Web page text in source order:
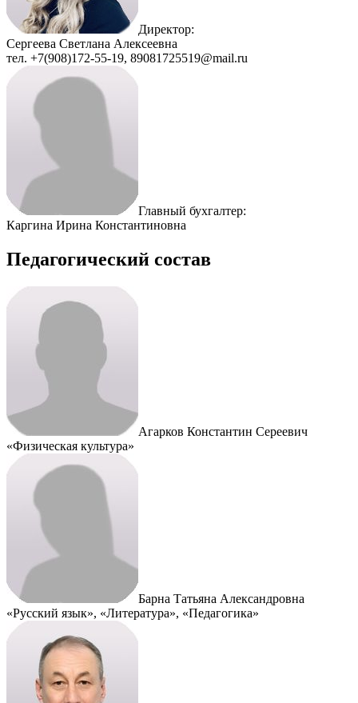
Директор:
Сергеева Светлана Алексеевна
тел. +7(908)172-55-19, 89081725519@mail.ru
Главный бухгалтер:
Каргина Ирина Константиновна
Педагогический состав
Агарков Константин Сереевич
«Физическая культура»
Барна Татьяна Александровна
«Русский язык», «Литература», «Педагогика»